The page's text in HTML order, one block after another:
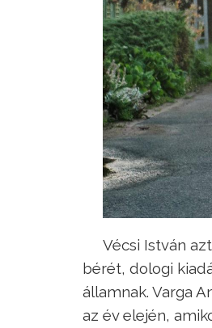
Vécsi István
bérét, dologi
államnak. Varga
az év elején,